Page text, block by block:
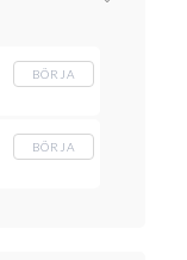
BÖRJA
BÖRJA